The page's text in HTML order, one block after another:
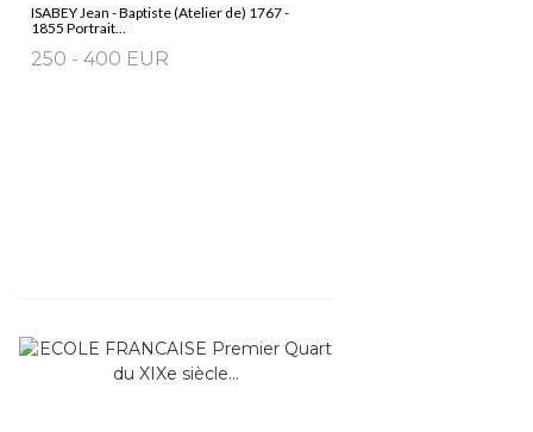
ISABEY Jean - Baptiste (Atelier de) 1767 -
1855 Portrait...
250 - 400 EUR